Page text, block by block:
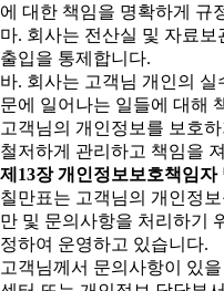
에 대한 책임을 명확하게 규
마. 회사는 전산실 및 자료
출입을 통제합니다.
바. 회사는 고객님 개인의
문에 일어나는 일들에 대해
고객님의 개인정보를 보호
철저하게 관리하고 책임을
제13장 개인정보보호책임자
칠만표는 고객님의 개인정
만 및 문의사항을 처리하기
정하여 운영하고 있습니다.
고객님께서 문의사항이 있